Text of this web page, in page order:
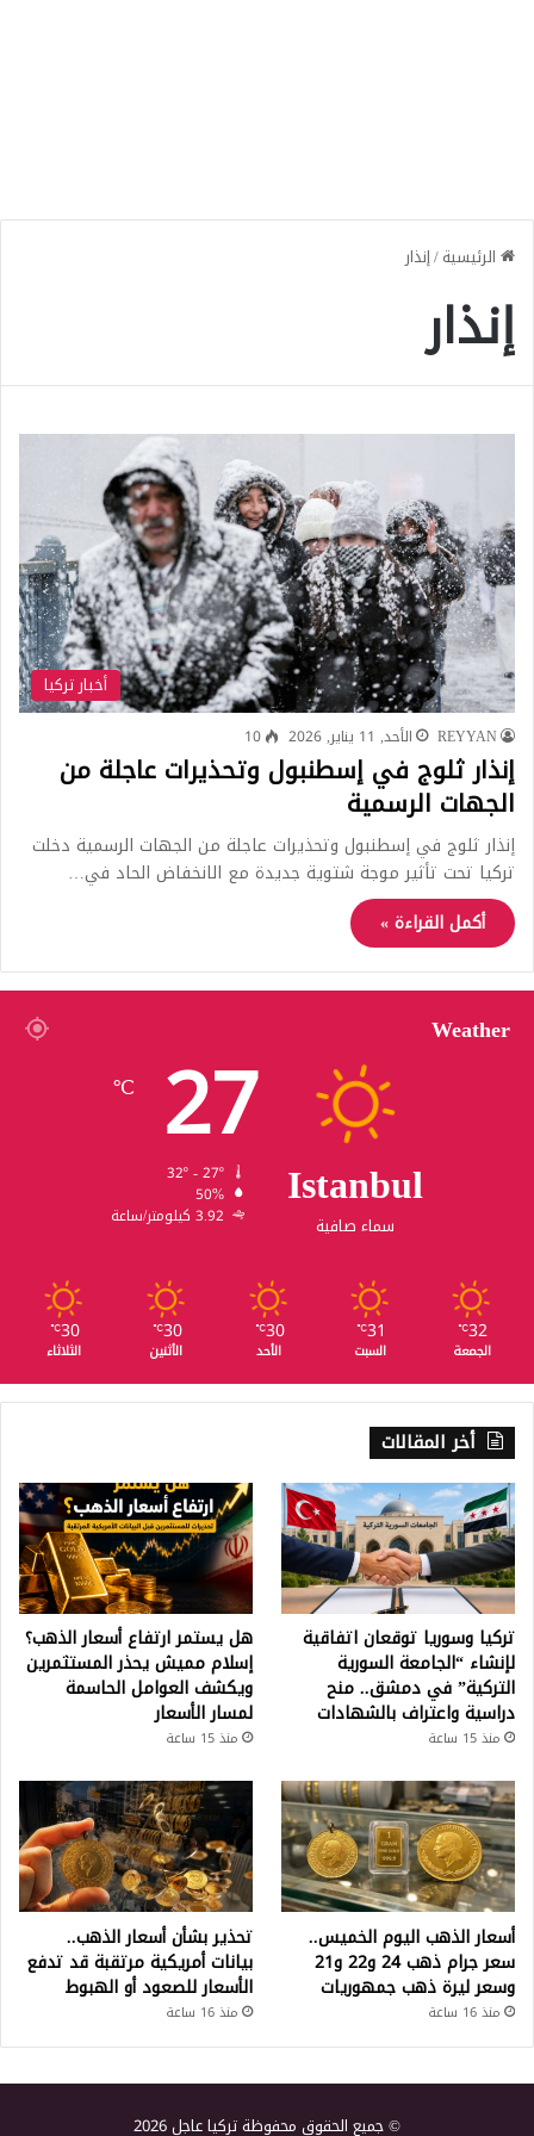
الرئيسية/إنذار
إنذار
أخبار تركيا
REYYAN الأحد, 11 يناير, 2026 10
إنذار ثلوج في إسطنبول وتحذيرات عاجلة من
الجهات الرسمية
إنذار ثلوج في إسطنبول وتحذيرات عاجلة من الجهات الرسمية دخلت
تركيا تحت تأثير موجة شتوية جديدة مع الانخفاض الحاد في…
أكمل القراءة »
Weather
Istanbul
سماء صافية
27
℃
50%
3.92 كيلومتر/ساعة
32
℃
الجمعة
31
℃
السبت
30
℃
الأحد
30
℃
الأثنين
30
℃
الثلاثاء
أخر المقالات
تركيا وسوريا توقعان اتفاقية
لإنشاء “الجامعة السورية
التركية” في دمشق.. منح
دراسية واعتراف بالشهادات
منذ 15 ساعة
هل يستمر ارتفاع أسعار الذهب؟
إسلام مميش يحذر المستثمرين
ويكشف العوامل الحاسمة
لمسار الأسعار
منذ 15 ساعة
أسعار الذهب اليوم الخميس..
سعر جرام ذهب 24 و22 و21
وسعر ليرة ذهب جمهوريات
منذ 16 ساعة
تحذير بشأن أسعار الذهب..
بيانات أمريكية مرتقبة قد تدفع
الأسعار للصعود أو الهبوط
منذ 16 ساعة
© جميع الحقوق محفوظة تركيا عاجل 2026